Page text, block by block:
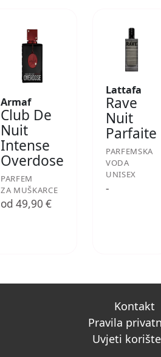
Armaf
Club De
Nuit
Intense
Overdose
PARFEM
ZA MUŠKARCE
od 49,90 €
Lattafa
Rave
Nuit
Parfaite
PARFEMSKA
VODA
UNISEX
-
Kontakt
Pravila
Uvjeti